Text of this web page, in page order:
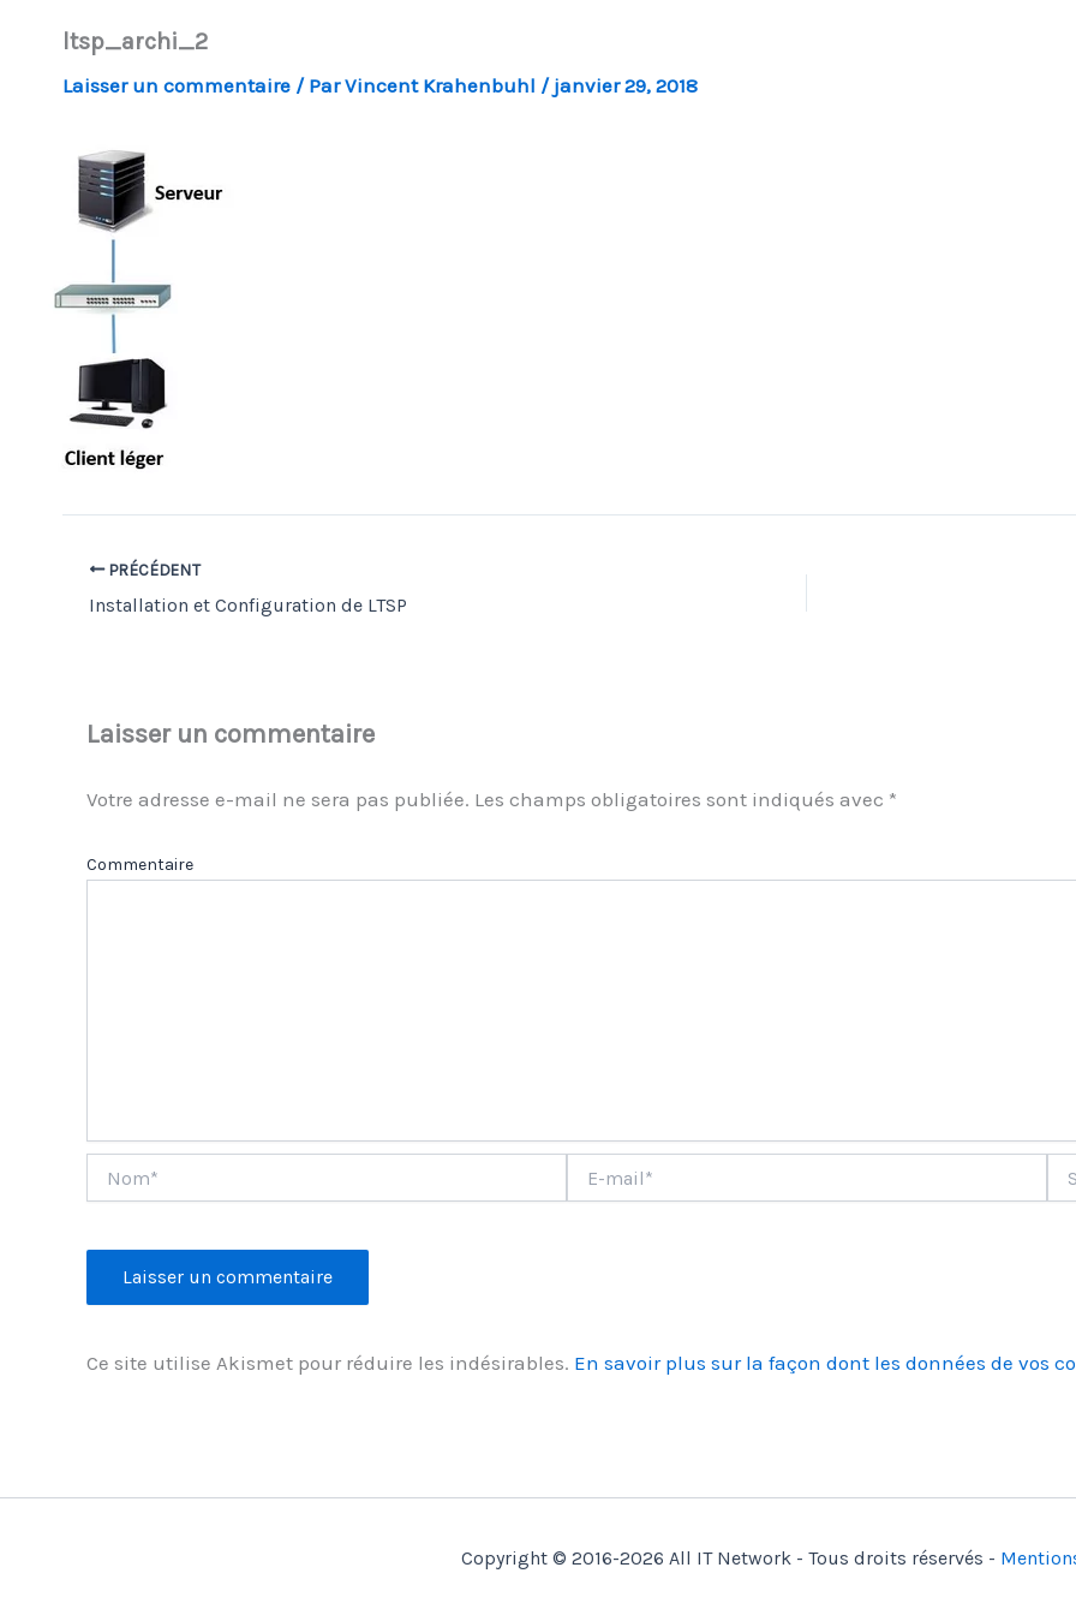
ltsp_archi_2
Laisser un commentaire / ParVincent Krahenbuhl / janvier 29, 2018
PRÉCÉDENT
Installation et Configuration de LTSP
Laisser un commentaire
Votre adresse e-mail ne sera pas publiée. Les champs obligatoires sont indiqués avec *
mail*
Ce site utilise Akismet pour réduire les indésirables. En savoir plus sur la façon dont les données de vos
Copyright © 2016-2026 All IT Network - Tous droits réservés -